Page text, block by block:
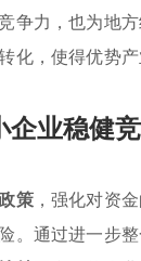
争力，也为地
化，使得优势
业稳健
策，强化对资
。通过进一步